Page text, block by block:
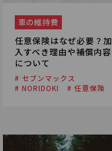
車の維持費
任意保険はなぜ必要？加
入すべき理由や補償内容
について
# セブンマックス
# NORIDOKI
# 任意保険